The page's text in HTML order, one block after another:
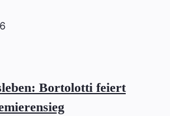
Bortolotti feiert